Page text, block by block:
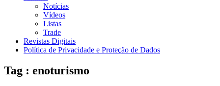
Notícias
Vídeos
Listas
Trade
Revistas Digitais
Política de Privacidade e Proteção de Dados
Tag : enoturismo